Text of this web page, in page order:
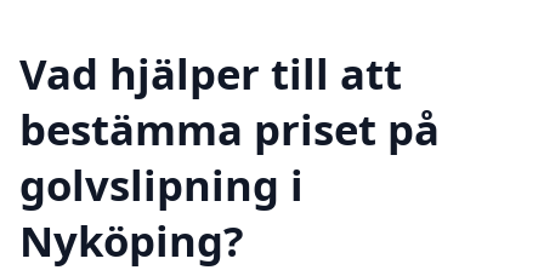
Vad hjälper till att
bestämma priset på
golvslipning i
Nyköping?